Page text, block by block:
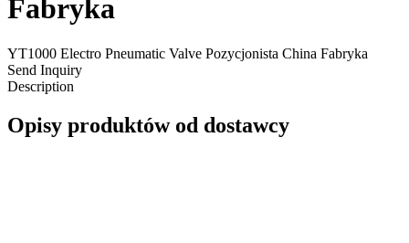
Fabryka
YT1000 Electro Pneumatic Valve Pozycjonista China Fabryka
Send Inquiry
Description
Opisy produktów od dostawcy